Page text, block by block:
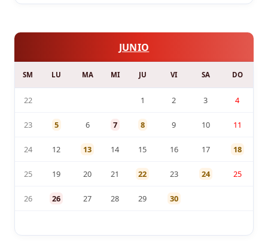
JUNIO
SM LU MA MI JU VI SA DO
22 1 2 3 4
23 5 6 7 8 9 10 11
24 12 13 14 15 16 17 18
25 19 20 21 22 23 24 25
26 26 27 28 29 30